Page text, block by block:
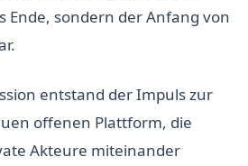
Ende, sondern der Anfang von
entstand der Impuls zur
offenen Plattform, die
Akteure miteinander